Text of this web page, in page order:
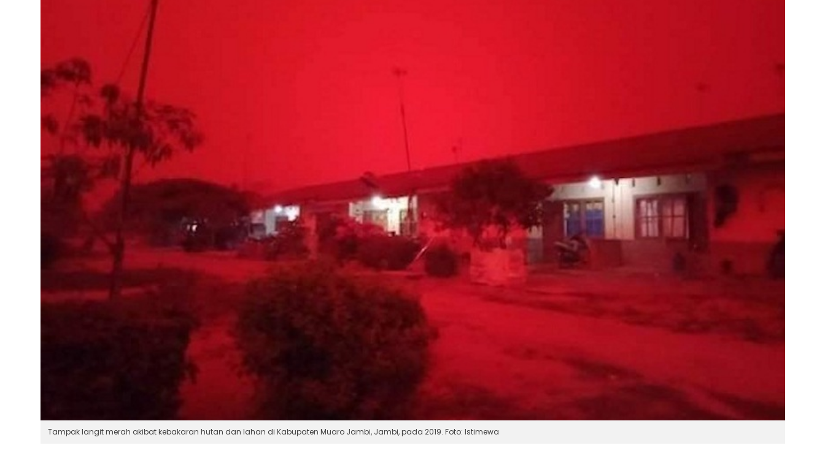
Tampak langit merah akibat kebakaran hutan dan lahan di Kabupaten Muaro Jambi, Jambi, pada 2019. Foto: Istimewa